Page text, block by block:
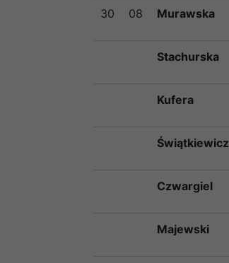
30 08 Murawska
Stachurska
Kufera
Świątkiewicz
Czwargiel
Majewski